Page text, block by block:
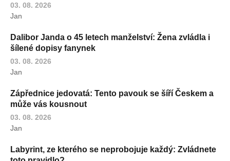
03. 08. 2026
Jan
Dalibor Janda o 45 letech manželství: Žena zvládla i
šílené dopisy fanynek
03. 08. 2026
Jan
Zápřednice jedovatá: Tento pavouk se šíří Českem a
může vás kousnout
03. 08. 2026
Jan
Labyrint, ze kterého se neprobojuje každý: Zvládnete